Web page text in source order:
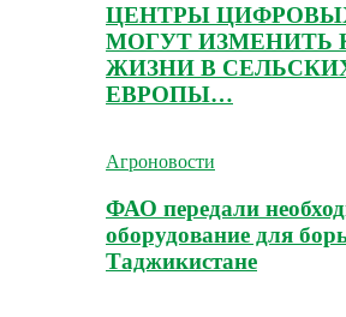
ЦЕНТРЫ
МОГУТ ИЗМЕНИТЬ
ЖИЗНИ В
ЕВРОПЫ…
Агроновости
ФАО передали
оборудование для
Таджикистане